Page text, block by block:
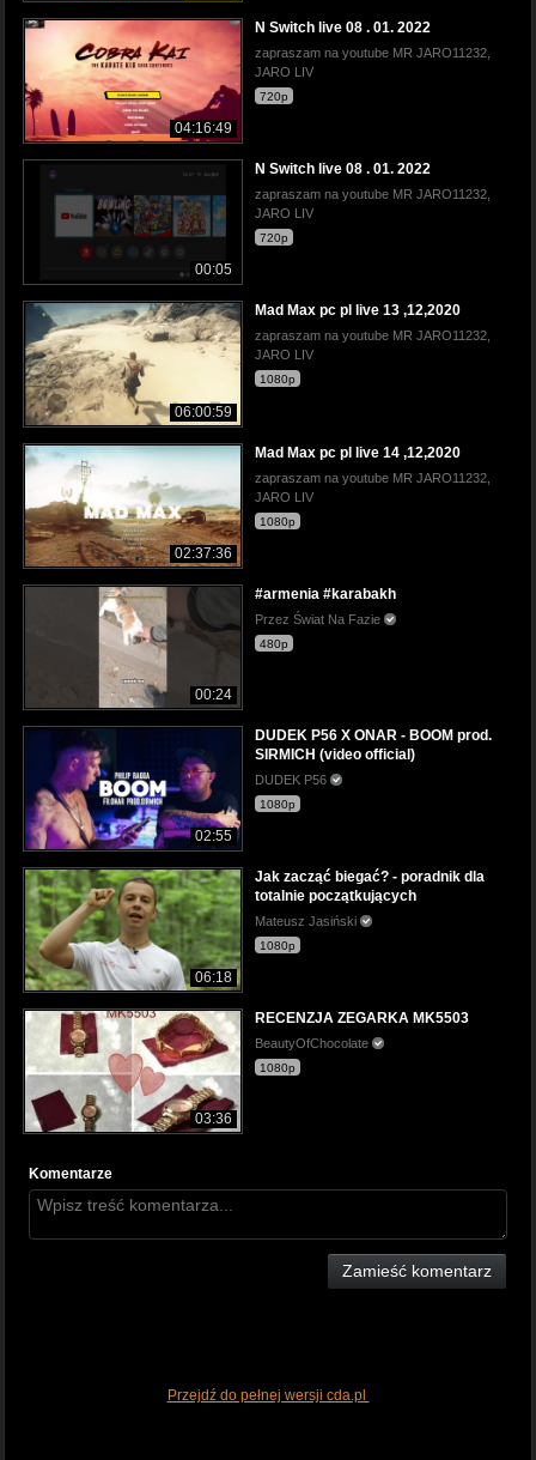
04:16:49
N Switch live 08 . 01. 2022
zapraszam na youtube MR JARO11232,
JARO LIV
720p
00:05
N Switch live 08 . 01. 2022
zapraszam na youtube MR JARO11232,
JARO LIV
720p
06:00:59
Mad Max pc pl live 13 ,12,2020
zapraszam na youtube MR JARO11232,
JARO LIV
1080p
02:37:36
Mad Max pc pl live 14 ,12,2020
zapraszam na youtube MR JARO11232,
JARO LIV
1080p
00:24
#armenia #karabakh
Przez Świat Na Fazie
480p
02:55
DUDEK P56 X ONAR - BOOM prod.
SIRMICH (video official)
DUDEK P56
1080p
06:18
Jak zacząć biegać? - poradnik dla
totalnie początkujących
Mateusz Jasiński
1080p
03:36
RECENZJA ZEGARKA MK5503
BeautyOfChocolate
1080p
Komentarze
Zamieść komentarz
Przejdź do pełnej wersji cda.pl